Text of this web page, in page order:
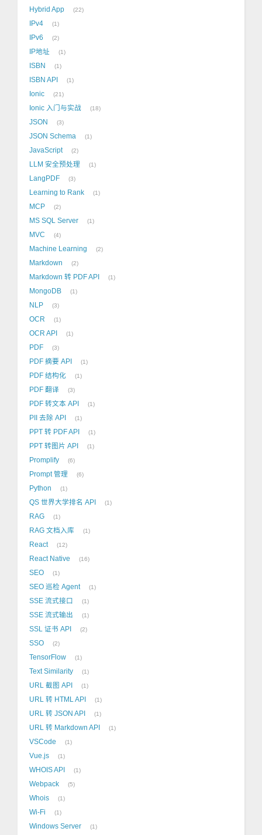
Hybrid App 22
IPv4 1
IPv6 2
IP地址 1
ISBN 1
ISBN API 1
Ionic 21
Ionic 入门与实战 18
JSON 3
JSON Schema 1
JavaScript 2
LLM 安全预处理 1
LangPDF 3
Learning to Rank 1
MCP 2
MS SQL Server 1
MVC 4
Machine Learning 2
Markdown 2
Markdown 转 PDF API 1
MongoDB 1
NLP 3
OCR 1
OCR API 1
PDF 3
PDF 摘要 API 1
PDF 结构化 1
PDF 翻译 3
PDF 转文本 API 1
PII 去除 API 1
PPT 转 PDF API 1
PPT 转图片 API 1
Promplify 6
Prompt 管理 6
Python 1
QS 世界大学排名 API 1
RAG 1
RAG 文档入库 1
React 12
React Native 16
SEO 1
SEO 巡检 Agent 1
SSE 流式接口 1
SSE 流式输出 1
SSL 证书 API 2
SSO 2
TensorFlow 1
Text Similarity 1
URL 截图 API 1
URL 转 HTML API 1
URL 转 JSON API 1
URL 转 Markdown API 1
VSCode 1
Vue.js 1
WHOIS API 1
Webpack 5
Whois 1
Wi-Fi 1
Windows Server 1